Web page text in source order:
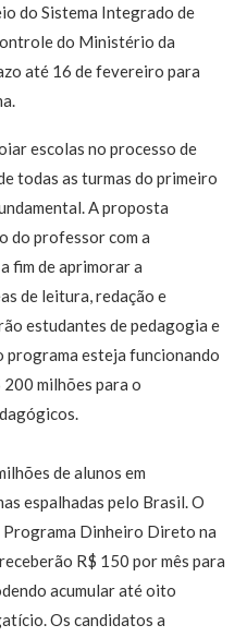
do Sistema Integrado de
do Ministério da
até 16 de fevereiro para
escolas no processo de
todas as turmas do primeiro
A proposta
do professor com a
fim de aprimorar a
de leitura, redação e
estudantes de pedagogia e
programa esteja funcionando
milhões para o
de alunos em
espalhadas pelo Brasil. O
Dinheiro Direto na
R$ 150 por mês para
acumular até oito
Os candidatos a